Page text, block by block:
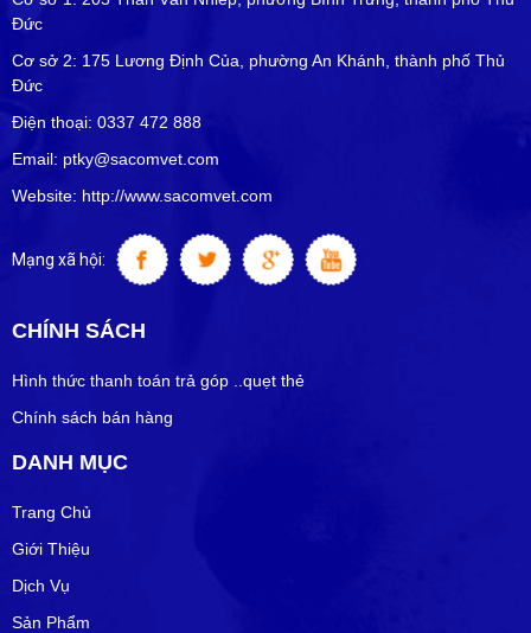
Đức
Cơ sở 2: 175 Lương Định Của, phường An Khánh, thành phố Thủ
Đức
Điện thoại: 0337 472 888
Email: ptky@sacomvet.com
Website: http://www.sacomvet.com
Mạng xã hội:
CHÍNH SÁCH
Hình thức thanh toán trả góp ..quẹt thẻ
Chính sách bán hàng
DANH MỤC
Trang Chủ
Giới Thiệu
Dịch Vụ
Sản Phẩm